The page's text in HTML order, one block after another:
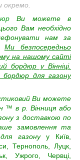
окремо.
Ви можете в
Вам необхідно
нам за
Ми безпосередньо
на нашому сайті
бордюр у Вінніці.
для газону
Ви можете
™в р. Вінниця або
з доставкою по
замовлення та
для газонуу Київ,
Тернополь, Луцк,
Ужрого, Червці,